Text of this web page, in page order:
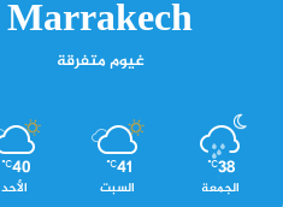
Marrakech
غيوم متفرقة
38
℃
الجمعة
41
℃
السبت
40
℃
الأحد